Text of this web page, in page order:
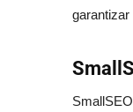
garantizar